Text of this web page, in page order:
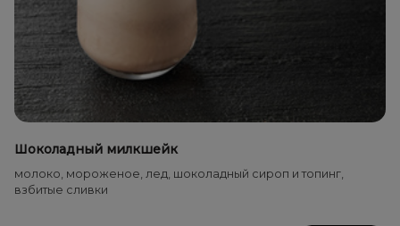
Шоколадный милкшейк
молоко, мороженое, лед, шоколадный сироп и топинг,
взбитые сливки